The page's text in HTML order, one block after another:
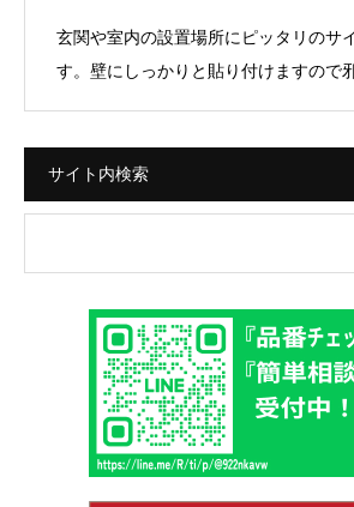
玄関や室内の設置場所にピッタリのサ
す。壁にしっかりと貼り付けますので
サイト内検索